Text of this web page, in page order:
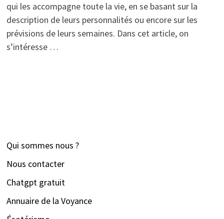
qui les accompagne toute la vie, en se basant sur la
description de leurs personnalités ou encore sur les
prévisions de leurs semaines. Dans cet article, on
s’intéresse …
Qui sommes nous ?
Nous contacter
Chatgpt gratuit
Annuaire de la Voyance